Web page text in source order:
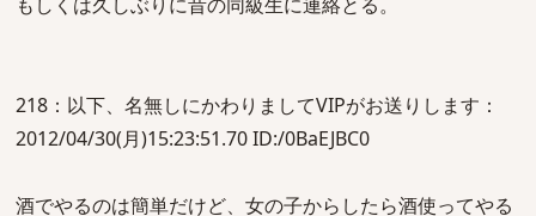
218：以下、名無しにかわりましてVIPがお送りします：
2012/04/30(月)15:23:51.70 ID:/0BaEJBC0
酒でやるのは簡単だけど、女の子からしたら酒使ってやる